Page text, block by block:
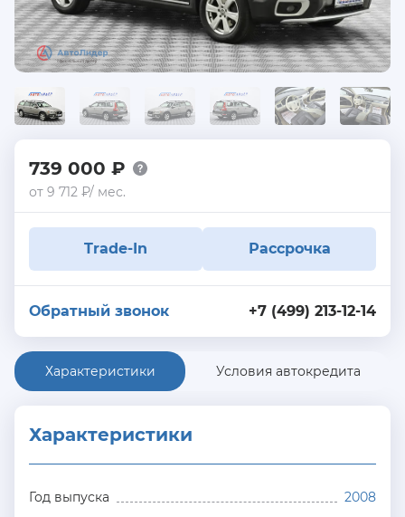
739 000 ₽
от 9 712 ₽/ мес.
Trade-In Рассрочка
+7 (499) 213-12-14
Обратный звонок
Характеристики Условия автокредита
Характеристики
Год выпуска 2008